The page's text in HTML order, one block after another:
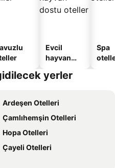
Evcil
hayvan
oteller
Spa
yerler
Ardeşen Otelleri
Çamlıhemşin Otelleri
Hopa Otelleri
Çayeli Otelleri